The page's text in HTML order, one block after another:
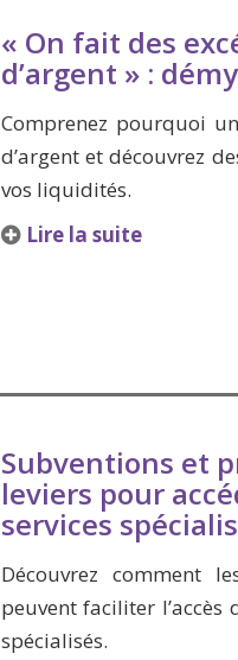
« On fait des
d’argent » :
Comprenez pourquoi
d’argent et découvrez
vos liquidités.
Lire la suite
Subventions et
leviers pour
services
Découvrez comment
peuvent faciliter l’accès
spécialisés.